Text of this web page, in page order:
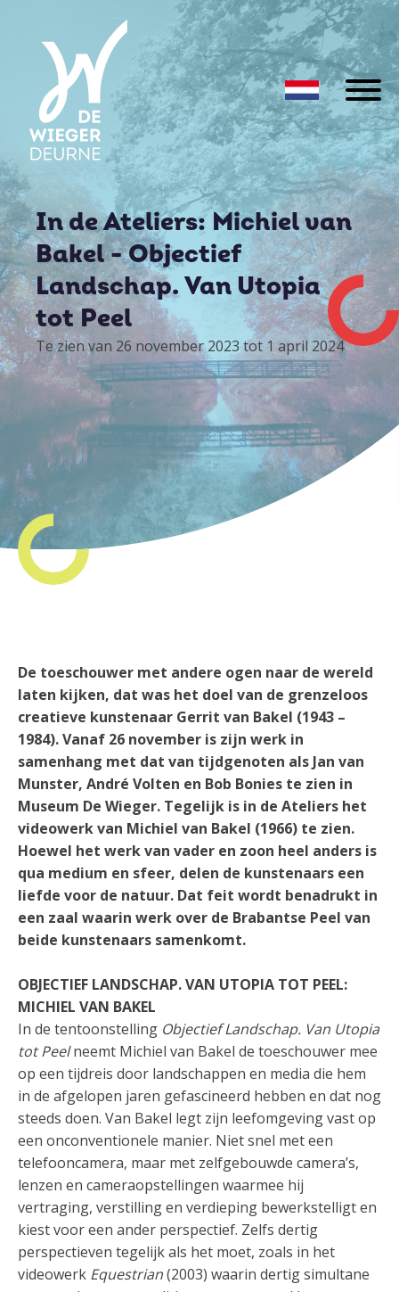
In de Ateliers: Michiel van
Bakel - Objectief
Landschap. Van Utopia
tot Peel
Te zien van 26 november 2023 tot 1 april 2024
De toeschouwer met andere ogen naar de wereld
laten kijken, dat was het doel van de grenzeloos
creatieve kunstenaar Gerrit van Bakel (1943 –
1984). Vanaf 26 november is zijn werk in
samenhang met dat van tijdgenoten als Jan van
Munster, André Volten en Bob Bonies te zien in
Museum De Wieger. Tegelijk is in de Ateliers het
videowerk van Michiel van Bakel (1966) te zien.
Hoewel het werk van vader en zoon heel anders is
qua medium en sfeer, delen de kunstenaars een
liefde voor de natuur. Dat feit wordt benadrukt in
een zaal waarin werk over de Brabantse Peel van
beide kunstenaars samenkomt.
OBJECTIEF LANDSCHAP. VAN UTOPIA TOT PEEL:
MICHIEL VAN BAKEL
In de tentoonstelling Objectief Landschap. Van Utopia
tot Peelneemt Michiel van Bakel de toeschouwer mee
op een tijdreis door landschappen en media die hem
in de afgelopen jaren gefascineerd hebben en dat nog
steeds doen. Van Bakel legt zijn leefomgeving vast op
een onconventionele manier. Niet snel met een
telefooncamera, maar met zelfgebouwde camera’s,
lenzen en cameraopstellingen waarmee hij
vertraging, verstilling en verdieping bewerkstelligt en
kiest voor een ander perspectief. Zelfs dertig
perspectieven tegelijk als het moet, zoals in het
videowerk Equestrian(2003) waarin dertig simultane